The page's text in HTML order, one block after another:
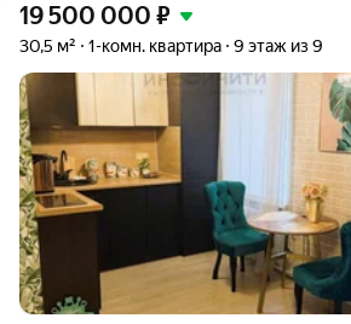
19 500 000 ₽
30,5 м² 1-комн. квартира 9 этаж из 9